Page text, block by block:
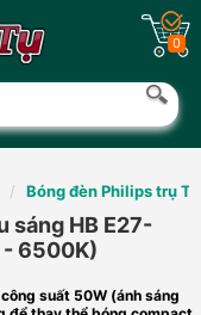
0
Bóng đèn Philips trụ
sáng HB E27-
- 6500K)
suất 50W (ánh sáng